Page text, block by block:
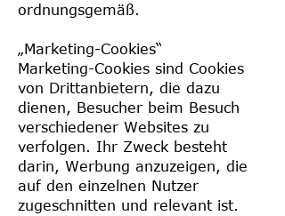
ordnungsgemäß.
„Marketing-Cookies“
Marketing-Cookies sind Cookies
von Drittanbietern, die dazu
dienen, Besucher beim Besuch
verschiedener Websites zu
verfolgen. Ihr Zweck besteht
darin, Werbung anzuzeigen, die
auf den einzelnen Nutzer
zugeschnitten und relevant ist.